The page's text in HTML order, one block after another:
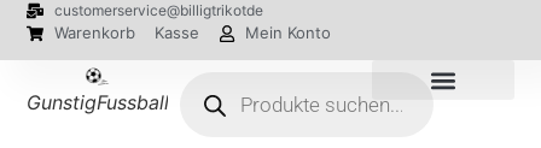
customerservice@billigtrikotde
Warenkorb Kasse Mein Konto
GunstigFussballTrikot